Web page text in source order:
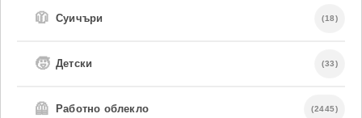
🧥 Суичъри (18)
🧒 Детски (33)
🦺 Работно облекло (2445)